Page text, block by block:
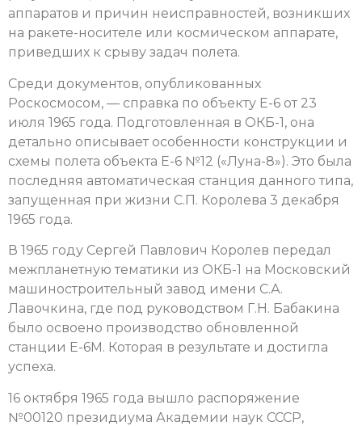
аппаратов и причин неисправностей, возникших
на ракете-носителе или космическом аппарате,
приведших к срыву задач полета.
Среди документов, опубликованных
Роскосмосом, — справка по объекту Е-6 от 23
июля 1965 года. Подготовленная в ОКБ-1, она
детально описывает особенности конструкции и
схемы полета объекта Е-6 №12 («Луна-8»). Это была
последняя автоматическая станция данного типа,
запущенная при жизни С.П. Королева 3 декабря
1965 года.
В 1965 году Сергей Павлович Королев передал
межпланетную тематики из ОКБ-1 на Московский
машиностроительный завод имени С.А.
Лавочкина, где под руководством Г.Н. Бабакина
было освоено производство обновленной
станции Е-6М. Которая в результате и достигла
успеха.
16 октября 1965 года вышло распоряжение
№00120 президиума Академии наук СССР,